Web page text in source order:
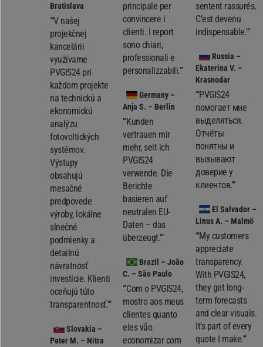
Bratislava
“'V našej
projekčnej
kancelárii
využívame
PVGIS24 pri
každom projekte
na technickú a
ekonomickú
analýzu
fotovoltických
systémov.
Výstupy
obsahujú
mesačné
predpovede
výroby, lokálne
slnečné
podmienky a
detailnú
návratnosť
investície. Klienti
oceňujú túto
transparentnosť.'”
Slovakia –
Peter M. – Nitra
principale per
convincere i
clienti. I report
sono chiari,
professionali e
personalizzabili.'”
Germany –
Anja S. – Berlin
“'Kunden
vertrauen mir
mehr, seit ich
PVGIS24
verwende. Die
Berichte
basieren auf
neutralen EU-
Daten – das
überzeugt.'”
Brazil – João
C. – São Paulo
“'Com o PVGIS24,
mostro aos meus
clientes quanto
eles vão
economizar com
sentent rassurés.
C’est devenu
indispensable.'”
Russia –
Ekaterina V. –
Krasnodar
“'PVGIS24
помогает мне
выделяться.
Отчёты
понятны и
вызывают
доверие у
клиентов.'”
El Salvador –
Linus A. – Malmö
“'My customers
appreciate
transparency.
With PVGIS24,
they get long-
term forecasts
and clear visuals.
It’s part of every
quote I make.'”